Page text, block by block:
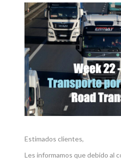
Estimados clientes,
Les informamos que debido al